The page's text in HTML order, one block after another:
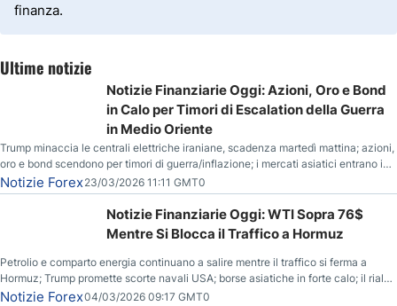
finanza.
Ultime notizie
Notizie Finanziarie Oggi: Azioni, Oro e Bond
in Calo per Timori di Escalation della Guerra
in Medio Oriente
Trump minaccia le centrali elettriche iraniane, scadenza martedì mattina; azioni,
oro e bond scendono per timori di guerra/inflazione; i mercati asiatici entrano in
correzione; il petrolio greggio resta stabile.
Notizie Forex23/03/2026 11:11 GMT0
Notizie Finanziarie Oggi: WTI Sopra 76$
Mentre Si Blocca il Traffico a Hormuz
Petrolio e comparto energia continuano a salire mentre il traffico si ferma a
Hormuz; Trump promette scorte navali USA; borse asiatiche in forte calo; il rialzo
del gas naturale mette pressione all’euro.
Notizie Forex04/03/2026 09:17 GMT0